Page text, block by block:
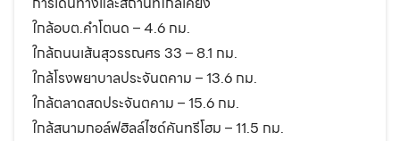
ใกล้อบต.คำโตนด – 4.6 กม.
ใกล้ถนนเส้นสุวรรณศร 33 – 8.1 กม.
ใกล้โรงพยาบาลประจันตคาม – 13.6 กม.
ใกล้ตลาดสดประจันตคาม – 15.6 กม.
ใกล้สนามกอล์ฟฮิลล์ไซด์คันทรีโฮม – 11.5 กม.